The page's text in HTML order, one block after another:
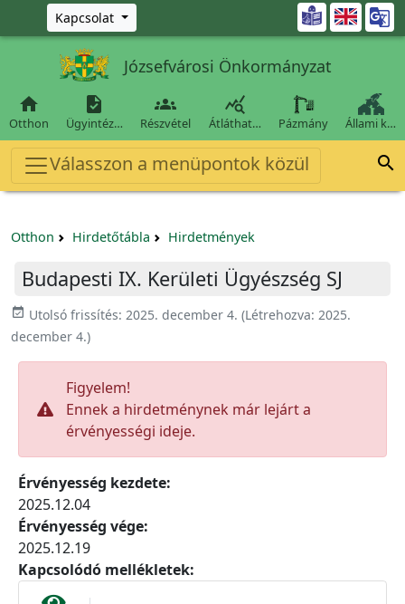
Ugrás a fő tartalomra
Kapcsolat 
Józsefvárosi Önkormányzat

Otthon

Ügyintéz…

Részvétel

Átláthat… Pázmány Állami k…
Válasszon a menüpontok közül 
Otthon Hirdetőtábla Hirdetmények
Budapesti IX. Kerületi Ügyészség SJ
event_available Utolsó frissítés: 2025. december 4. (Létrehozva: 2025.
december 4.)
Figyelem!
Ennek a hirdetménynek már lejárt a
érvényességi ideje.
Érvényesség kezdete:
2025.12.04
Érvényesség vége:
2025.12.19
Kapcsolódó mellékletek: